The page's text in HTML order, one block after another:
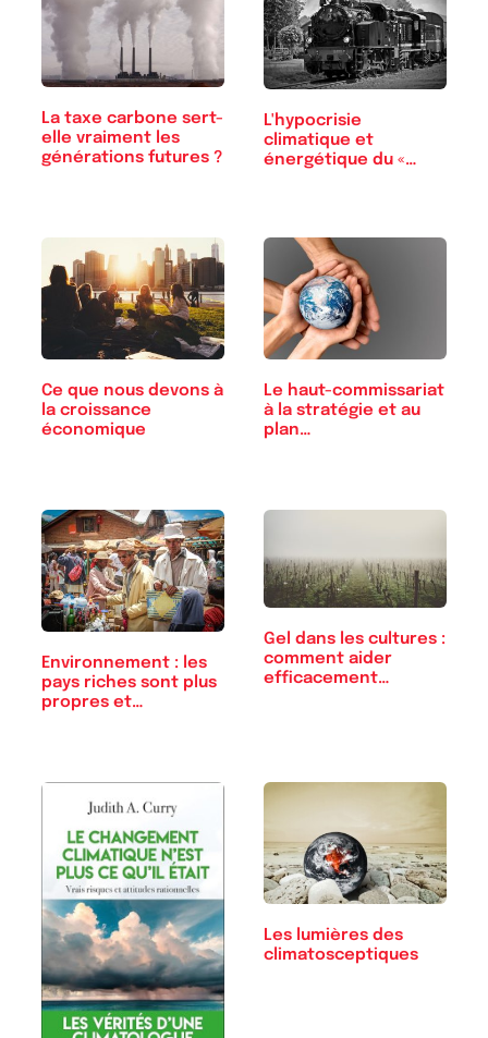
La taxe carbone sert-
elle vraiment les
générations futures ?
L'hypocrisie
climatique et
énergétique du «
Ce que nous devons à
la croissance
économique
Le haut-commissariat
à la stratégie et au
plan…
Environnement : les
pays riches sont plus
propres et…
Gel dans les cultures :
comment aider
efficacement…
Les lumières des
climatosceptiques